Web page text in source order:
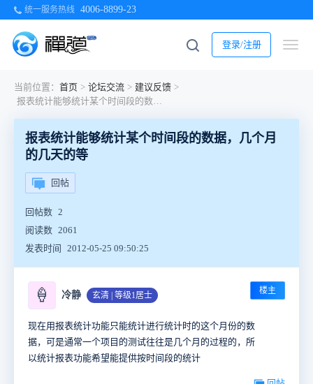
统一服务热线 4006-8899-23
登录/注册
当前位置： 首页 > 论坛交流 > 建议反馈 >
报表统计能够统计某个时间段的数据，几个月的几天的等
报表统计能够统计某个时间段的数据，几个月
的几天的等
回帖
回帖数 2
阅读数 2061
发表时间
2012-05-25 09:50:25
🍦 冷静 玄清 | 等级1居士 楼主
现在用报表统计功能只能统计进行统计时的这个月份的数
据，可是通常一个项目的测试往往是几个月的过程的，所
以统计报表功能希望能提供按时间段的统计